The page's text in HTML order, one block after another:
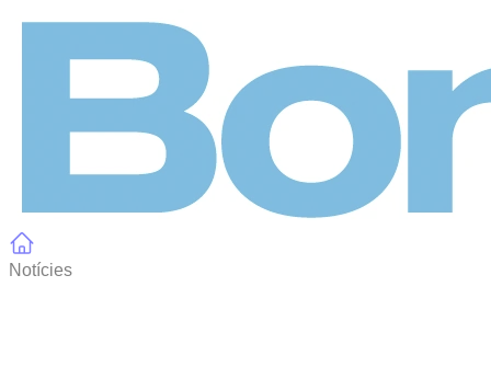
Notícies